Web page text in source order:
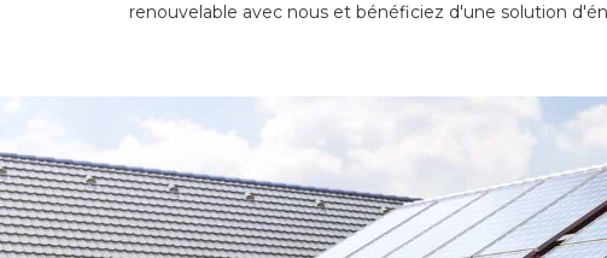
renouvelable avec nous et bénéficiez d'une solution